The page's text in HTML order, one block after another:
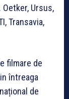
Ursus,
Transavia,
filmare de
întreaga
de